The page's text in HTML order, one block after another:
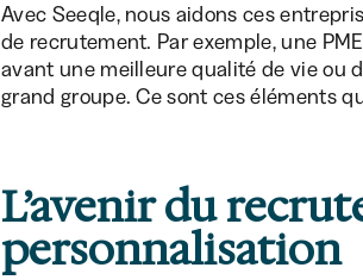
Avec Seeqle, nous aidons ces
de recrutement. Par exemple, une
avant une meilleure qualité de vie ou
grand groupe. Ce sont ces éléments
L’avenir du
personnalisation